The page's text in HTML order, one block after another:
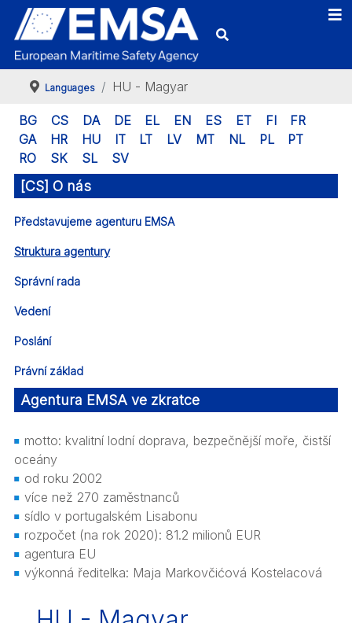
Languages HU - Magyar
BG CS DA DE EL EN ES ET FI
FR
GA
HR HU IT LT LV MT NL PL
PT
RO
SK SL SV
[CS] O nás
Představujeme agenturu EMSA
Struktura agentury
Správní rada
Vedení
Poslání
Právní základ
Agentura EMSA ve zkratce
motto: kvalitní lodní doprava, bezpečnější moře, čistší
oceány
od roku 2002
více než 270 zaměstnanců
sídlo v portugalském Lisabonu
rozpočet (na rok 2020): 81.2 milionů EUR
agentura EU
výkonná ředitelka: Maja Markovčićová Kostelacová